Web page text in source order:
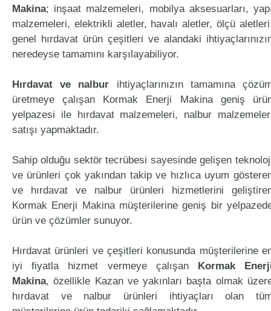
Makina; inşaat malzemeleri, mobilya aksesuarları,
malzemeleri, elektrikli aletler, havalı aletler, ölçü
genel hırdavat ürün çeşitleri ve alandaki
neredeyse tamamını karşılayabiliyor.
Hırdavat ve nalbur ihtiyaçlarınızın tamamına
üretmeye çalışan Kormak Enerji Makina geniş
yelpazesi ile hırdavat malzemeleri, nalbur
satışı yapmaktadır.
Sahip olduğu sektör tecrübesi sayesinde gelişen
ve ürünleri çok yakından takip ve hızlıca uyum
ve hırdavat ve nalbur ürünleri hizmetlerini
Kormak Enerji Makina müşterilerine geniş bir
ürün ve çözümler sunuyor.
Hırdavat ürünleri ve çeşitleri konusunda müşterilerine
iyi fiyatla hizmet vermeye çalışan Kormak
Makina, özellikle Kazan ve yakınları başta olmak
hırdavat ve nalbur ürünleri ihtiyaçları olan